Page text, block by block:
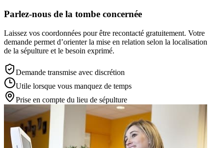
Parlez-nous de la tombe concernée
Laissez vos coordonnées pour être recontacté gratuitement. Votre
demande permet d’orienter la mise en relation selon la localisation
de la sépulture et le besoin exprimé.
Demande transmise avec discrétion
Utile lorsque vous manquez de temps
Prise en compte du lieu de sépulture